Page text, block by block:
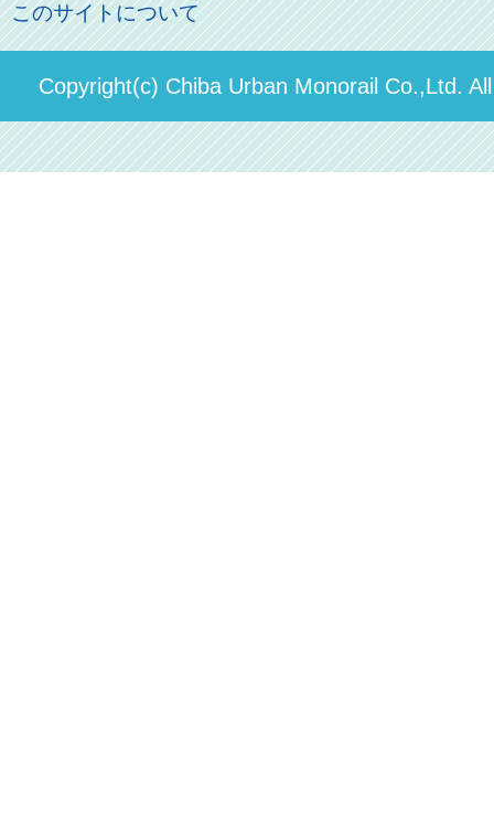
パスモのご案内
ステーションギャラリー
駅構内出店者様募集
お問い合わせ先
社長ごあいさつ
決算概要
輸送人員の推移（PDF）
このサイトについて
Copyright(c) Chiba Urban Monorail Co.,Ltd.